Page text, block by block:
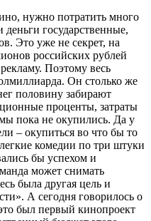
нужно потратить много
государственные,
Это уже не секрет, на
российских рублей
Поэтому весь
Он столько же
половину забирают
проценты, затраты
пока не окупились. Да у
– окупиться во что бы то
комедии по три штуки
бы успехом и
может снимать
была другая цель и
А сегодня говорилось о
был первый кинопроект